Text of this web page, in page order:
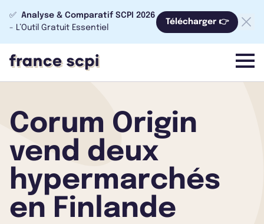
✅ Analyse & Comparatif SCPI 2026
- L’Outil Gratuit Essentiel
Télécharger 👉
menu
Corum Origin
vend deux
hypermarchés
en Finlande